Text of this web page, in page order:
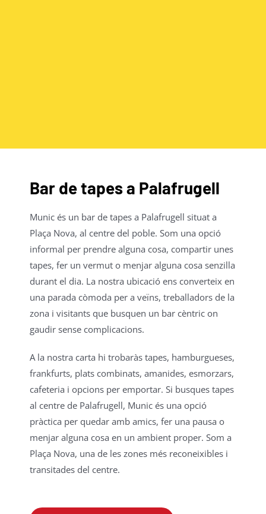
Bar de tapes a Palafrugell
Munic és un bar de tapes a Palafrugell situat a
Plaça Nova, al centre del poble. Som una opció
informal per prendre alguna cosa, compartir unes
tapes, fer un vermut o menjar alguna cosa senzilla
durant el dia. La nostra ubicació ens converteix en
una parada còmoda per a veïns, treballadors de la
zona i visitants que busquen un bar cèntric on
gaudir sense complicacions.
A la nostra carta hi trobaràs tapes, hamburgueses,
frankfurts, plats combinats, amanides, esmorzars,
cafeteria i opcions per emportar. Si busques tapes
al centre de Palafrugell, Munic és una opció
pràctica per quedar amb amics, fer una pausa o
menjar alguna cosa en un ambient proper. Som a
Plaça Nova, una de les zones més reconeixibles i
transitades del centre.